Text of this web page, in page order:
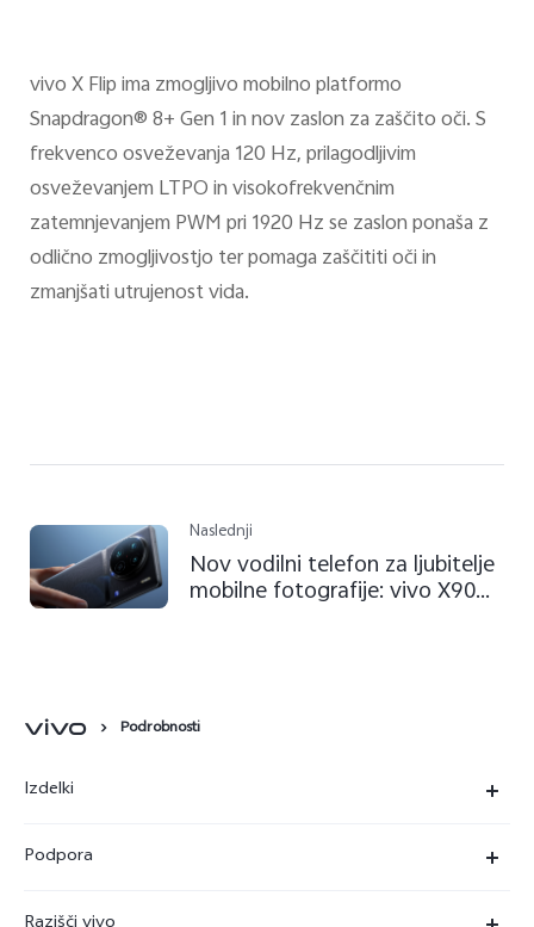
vivo X Flip ima zmogljivo mobilno platformo
Snapdragon® 8+ Gen 1 in nov zaslon za zaščito oči. S
frekvenco osveževanja 120 Hz, prilagodljivim
osveževanjem LTPO in visokofrekvenčnim
zatemnjevanjem PWM pri 1920 Hz se zaslon ponaša z
odlično zmogljivostjo ter pomaga zaščititi oči in
zmanjšati utrujenost vida.
Naslednji
Nov vodilni telefon za ljubitelje
mobilne fotografije: vivo X90
Podrobnosti
Izdelki
Podpora